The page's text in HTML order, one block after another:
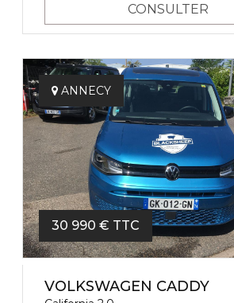
CONSULTER
ANNECY
30 990 € TTC
VOLKSWAGEN CADDY